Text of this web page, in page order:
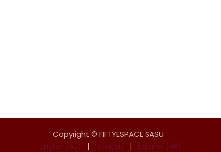
Copyright © FIFTYESPACE SASU
English (AU) | Français | Español (AR)